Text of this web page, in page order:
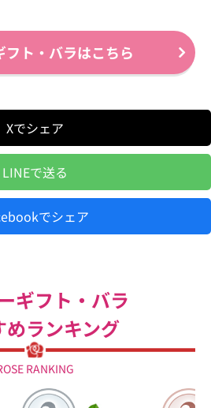
フト・バラはこちら
Xでシェア
LINEで送る
でシェア
ギフト・バラ
めランキング
RANKING